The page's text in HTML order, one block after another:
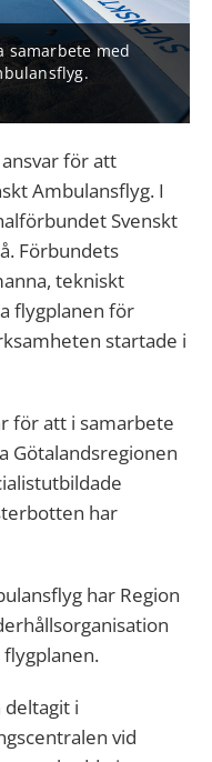
samarbete med
för att
Ambulansflyg. I
Svenskt
Förbundets
tekniskt
flygplanen för
startade i
för att i samarbete
Götalandsregionen
har
har Region
deltagit i
vid